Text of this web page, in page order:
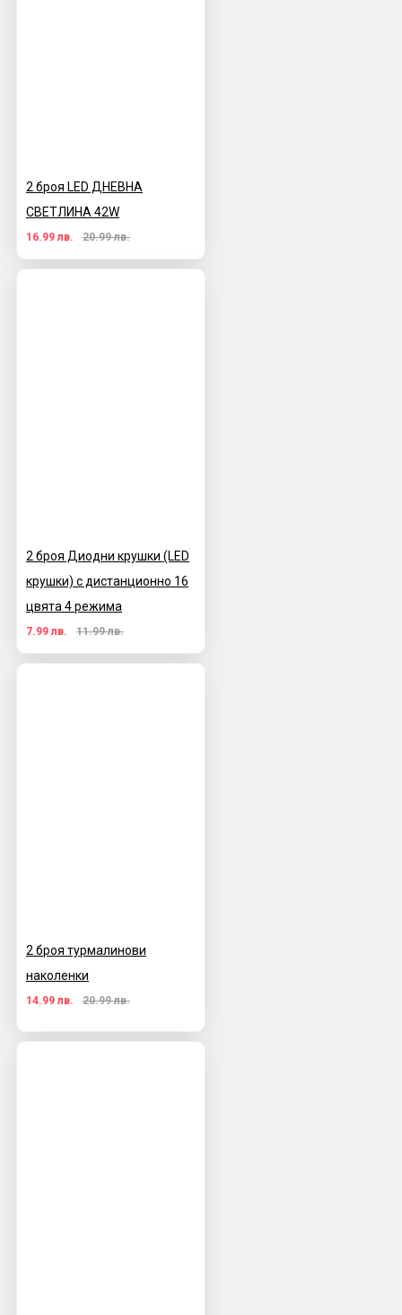
2 броя LED ДНЕВНА
СВЕТЛИНА 42W
16.99 лв. 20.99 лв.
2 броя Диодни крушки (LED
крушки) с дистанционно 16
цвята 4 режима
7.99 лв. 11.99 лв.
2 броя турмалинови
наколенки
14.99 лв. 20.99 лв.